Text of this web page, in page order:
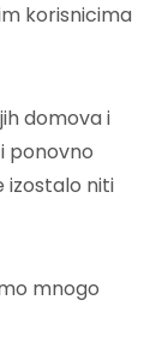
korisnicima
domova i
ponovno
izostalo niti
mnogo